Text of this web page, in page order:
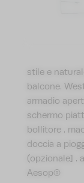
stile e
balcone.
armadio
schermo
bollitore .
doccia a
(opzionale] .
Aesop®